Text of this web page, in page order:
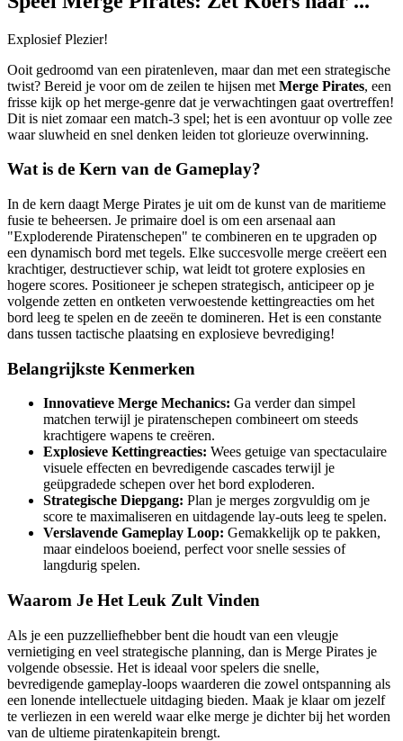
Explosief Plezier!
Ooit gedroomd van een piratenleven, maar dan met een strategische
twist? Bereid je voor om de zeilen te hijsen met Merge Pirates, een
frisse kijk op het merge-genre dat je verwachtingen gaat overtreffen!
Dit is niet zomaar een match-3 spel; het is een avontuur op volle zee
waar sluwheid en snel denken leiden tot glorieuze overwinning.
Wat is de Kern van de Gameplay?
In de kern daagt Merge Pirates je uit om de kunst van de maritieme
fusie te beheersen. Je primaire doel is om een arsenaal aan
"Exploderende Piratenschepen" te combineren en te upgraden op
een dynamisch bord met tegels. Elke succesvolle merge creëert een
krachtiger, destructiever schip, wat leidt tot grotere explosies en
hogere scores. Positioneer je schepen strategisch, anticipeer op je
volgende zetten en ontketen verwoestende kettingreacties om het
bord leeg te spelen en de zeeën te domineren. Het is een constante
dans tussen tactische plaatsing en explosieve bevrediging!
Belangrijkste Kenmerken
Innovatieve Merge Mechanics: Ga verder dan simpel
matchen terwijl je piratenschepen combineert om steeds
krachtigere wapens te creëren.
Explosieve Kettingreacties: Wees getuige van spectaculaire
visuele effecten en bevredigende cascades terwijl je
geüpgradede schepen over het bord exploderen.
Strategische Diepgang: Plan je merges zorgvuldig om je
score te maximaliseren en uitdagende lay-outs leeg te spelen.
Verslavende Gameplay Loop: Gemakkelijk op te pakken,
maar eindeloos boeiend, perfect voor snelle sessies of
langdurig spelen.
Waarom Je Het Leuk Zult Vinden
Als je een puzzelliefhebber bent die houdt van een vleugje
vernietiging en veel strategische planning, dan is Merge Pirates je
volgende obsessie. Het is ideaal voor spelers die snelle,
bevredigende gameplay-loops waarderen die zowel ontspanning als
een lonende intellectuele uitdaging bieden. Maak je klaar om jezelf
te verliezen in een wereld waar elke merge je dichter bij het worden
van de ultieme piratenkapitein brengt.